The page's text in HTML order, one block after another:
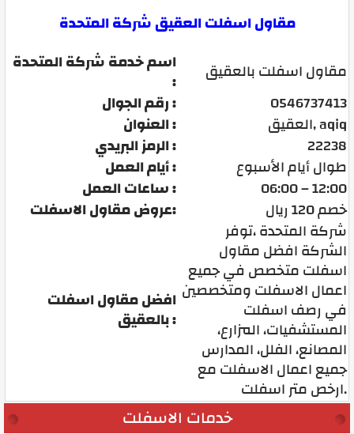
مقاول اسفلت العقيق شركة المتحدة
اسم خدمة شركة المتحدة
:
مقاول اسفلت بالعقيق
رقم الجوال :
0546737413
العنوان :
العقيق, aqiq
الرمز البريدي :
22238
أيام العمل :
طوال أيام الأسبوع
ساعات العمل :
06:00 – 12:00
عروض مقاول الاسفلت:
خصم 120 ريال
افضل مقاول اسفلت
بالعقيق :
شركة المتحدة ،توفر
الشركة افضل مقاول
اسفلت متخصص في جميع
اعمال الاسفلت ومتخصصين
في رصف اسفلت
المستشفيات، المزارع،
المصانع، الفلل، المدارس
جميع اعمال الاسفلت مع
ارخص متر اسفلت.
خدمات الاسفلت